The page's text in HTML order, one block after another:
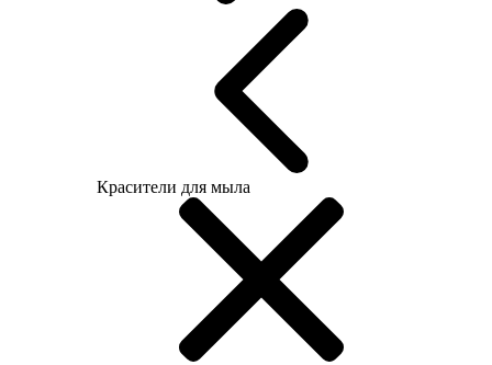
Красители для мыла